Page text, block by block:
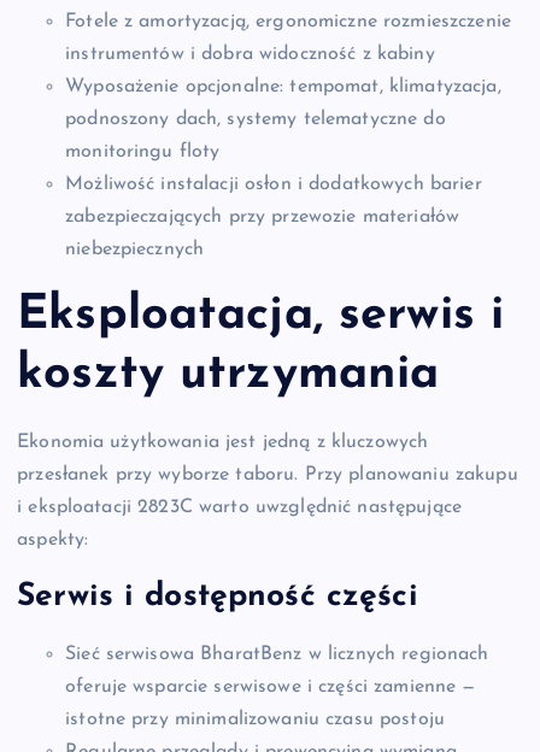
Fotele z amortyzacją, ergonomiczne rozmieszczenie
instrumentów i dobra widoczność z kabiny
Wyposażenie opcjonalne: tempomat, klimatyzacja,
podnoszony dach, systemy telematyczne do
monitoringu floty
Możliwość instalacji osłon i dodatkowych barier
zabezpieczających przy przewozie materiałów
niebezpiecznych
Eksploatacja, serwis i
koszty utrzymania
Ekonomia użytkowania jest jedną z kluczowych
przesłanek przy wyborze taboru. Przy planowaniu zakupu
i eksploatacji 2823C warto uwzględnić następujące
aspekty:
Serwis i dostępność części
Sieć serwisowa BharatBenz w licznych regionach
oferuje wsparcie serwisowe i części zamienne —
istotne przy minimalizowaniu czasu postoju